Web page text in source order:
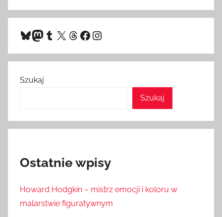
Bluesky
Mastodon
Tumblr
X Threads
Facebook
Instagram
Szukaj
Szukaj
Ostatnie wpisy
Howard Hodgkin – mistrz emocji i koloru w
malarstwie figuratywnym